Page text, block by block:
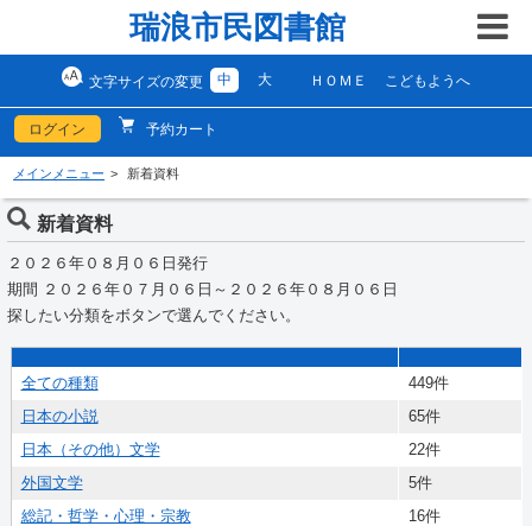
瑞浪市民図書館
文字サイズの変更 中 大 ＨＯＭＥ こどもようへ
ログイン 予約カート
メインメニュー 新着資料
新着資料
２０２６年０８月０６日発行
期間 ２０２６年０７月０６日～２０２６年０８月０６日
探したい分類をボタンで選んでください。
全ての種類
449件
日本の小説
65件
日本（その他）文学
22件
外国文学
5件
総記・哲学・心理・宗教
16件